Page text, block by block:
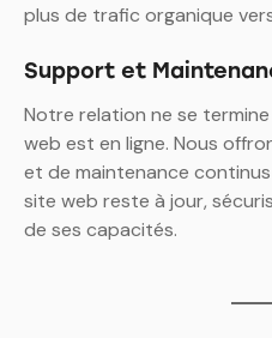
plus de trafic organique
Support et
Notre relation ne se
web est en ligne. Nous
et de maintenance
site web reste à jour,
de ses capacités.